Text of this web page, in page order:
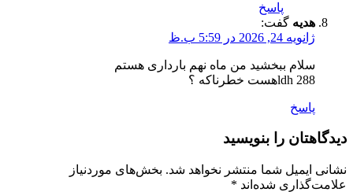
پاسخ
هدیه گفت:
ژانویه 24, 2026 در 5:59 ب.ظ
سلام ببخشید من ماه نهم بارداری هستم
ldh 288هست خطرناکه ؟
پاسخ
دیدگاهتان را بنویسید
نشانی ایمیل شما منتشر نخواهد شد. بخش‌های موردنیاز
علامت‌گذاری شده‌اند *